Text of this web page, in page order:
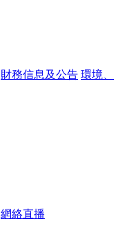
財務信息及公告 環境、
網絡直播